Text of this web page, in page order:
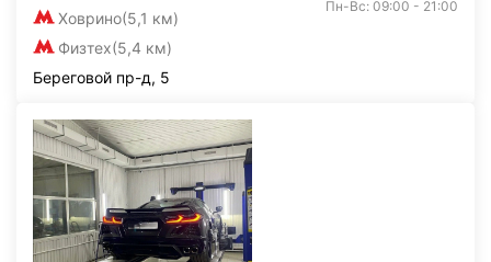
Ховрино(5,1 км)
Физтех(5,4 км)
Пн-Вс: 09:00 - 21:00
Береговой пр-д, 5